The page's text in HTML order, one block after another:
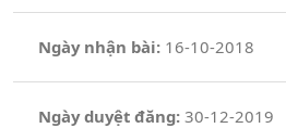
Ngày nhận bài: 16-10-2018
Ngày duyệt đăng:30-12-2019